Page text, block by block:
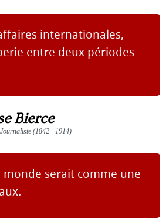
internationales,
entre deux périodes
Bierce
(1842 - 1914)
monde serait comme une